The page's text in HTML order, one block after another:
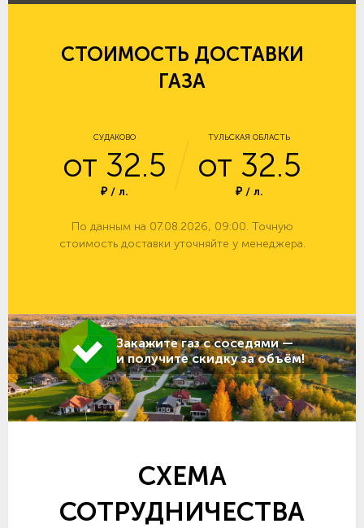
СТОИМОСТЬ ДОСТАВКИ
ГАЗА
СУДАКОВО
от 32.5
₽ / л.
ТУЛЬСКАЯ ОБЛАСТЬ
от 32.5
₽ / л.
По данным на 07.08.2026, 09:00. Точную
стоимость доставки уточняйте у менеджера.
Закажите газ с соседями —
и получите скидку за объём!
СХЕМА
СОТРУДНИЧЕСТВА